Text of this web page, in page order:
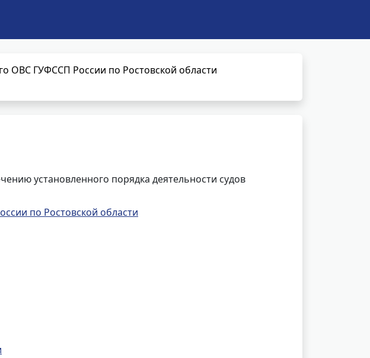
ГУФССП России по Ростовской области
установленного порядка деятельности судов
по Ростовской области